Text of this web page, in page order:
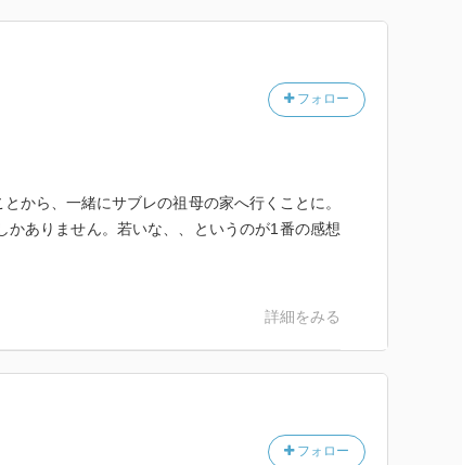
ところ？を言い合ったり、めえめえが自分の想
いた？気づかなかった？二人の気持ちや考えが
る時にでもふと考えてしまって不安に押しつ
の罪悪感を持つ自由と一緒に、お父さんを許せ
ず」（サブレ）
きだ。じゃないと旅になんて誘わない。うん。
りも多分意味が広いんじゃないかと考えてて、本
フォロー
から、一緒にサブレの祖母の家へ行くことに。
かありません。若いな、、というのが1番の感想
詳細をみる
フォロー